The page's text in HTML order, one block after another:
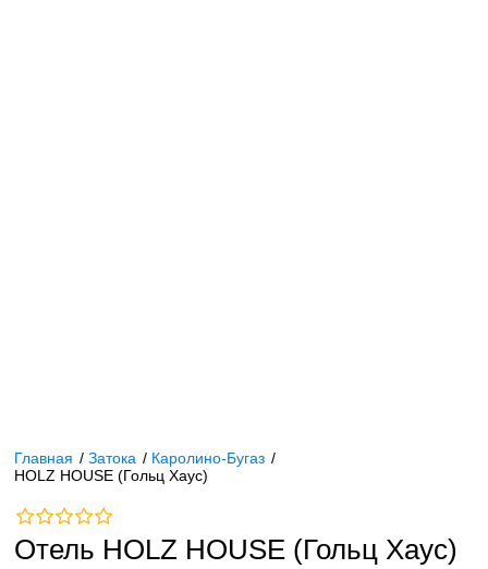
Главная /Затока / Каролино-Бугаз /
HOLZ HOUSE (Гольц Хаус)
Отель HOLZ HOUSE (Гольц Хаус)